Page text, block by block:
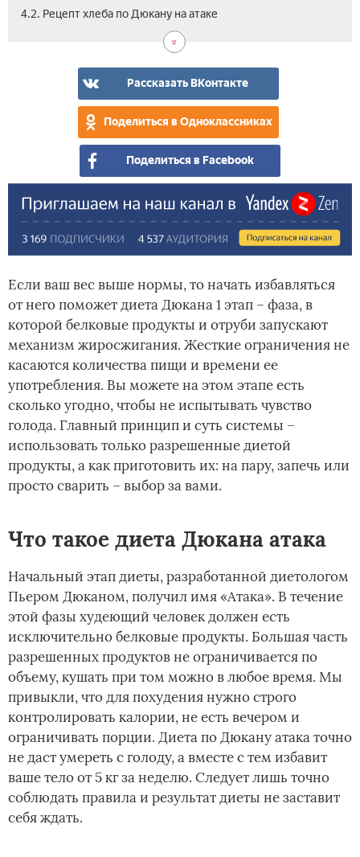
4.2. Рецепт хлеба по Дюкану на атаке
Рассказать ВКонтакте
Поделиться в Одноклассниках
Поделиться в Facebook
Если ваш вес выше нормы, то начать избавляться
от него поможет диета Дюкана 1 этап – фаза, в
которой белковые продукты и отруби запускают
механизм жиросжигания. Жесткие ограничения не
касаются количества пищи и времени ее
употребления. Вы можете на этом этапе есть
сколько угодно, чтобы не испытывать чувство
голода. Главный принцип и суть системы –
использовать только разрешенные диетой
продукты, а как приготовить их: на пару, запечь или
просто сварить – выбор за вами.
Что такое диета Дюкана атака
Начальный этап диеты, разработанной диетологом
Пьером Дюканом, получил имя «Атака». В течение
этой фазы худеющий человек должен есть
исключительно белковые продукты. Большая часть
разрешенных продуктов не ограничивается по
объему, кушать при том можно в любое время. Мы
привыкли, что для похудения нужно строго
контролировать калории, не есть вечером и
ограничивать порции. Диета по Дюкану атака точно
не даст умереть с голоду, а вместе с тем избавит
ваше тело от 5 кг за неделю. Следует лишь точно
соблюдать правила и результат диеты не заставит
себя ждать.